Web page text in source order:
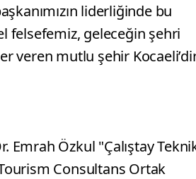
liderliğinde bu
felsefemiz, geleceğin şehri
veren mutlu şehir
Emrah Özkul "Çalıştay
Consultans Ortak